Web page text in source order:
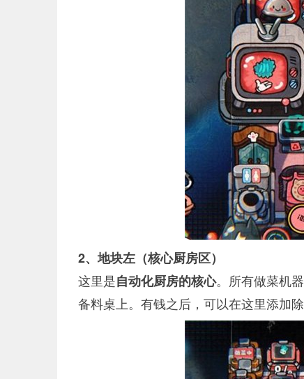
2、地块左（核心厨房区）
这里是自动化厨房的核心。所有做菜机
备料桌上。有钱之后，可以在这里添加